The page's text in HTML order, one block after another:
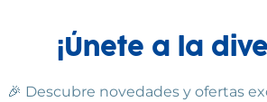
¡Únete a la
🎉 Descubre novedades y ofertas